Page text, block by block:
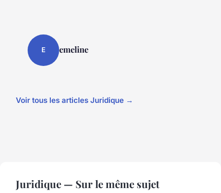
E emeline
Voir tous les articles Juridique →
Juridique — Sur le même sujet